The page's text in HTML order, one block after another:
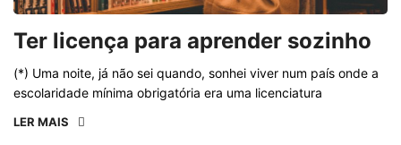
Ter licença para aprender sozinho
(*) Uma noite, já não sei quando, sonhei viver num país onde a
escolaridade mínima obrigatória era uma licenciatura
LER MAIS